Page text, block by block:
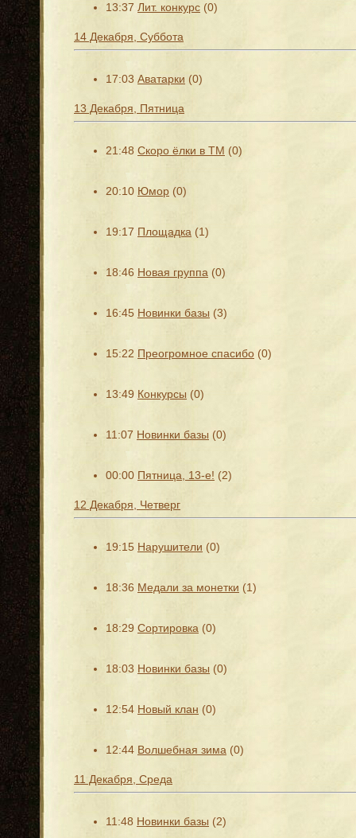
13:37 Лит. конкурс (0)
14 Декабря, Суббота
17:03 Аватарки (0)
13 Декабря, Пятница
21:48 Скоро ёлки в ТМ (0)
20:10 Юмор (0)
19:17 Площадка (1)
18:46 Новая группа (0)
16:45 Новинки базы (3)
15:22 Преогромное спасибо (0)
13:49 Конкурсы (0)
11:07 Новинки базы (0)
00:00 Пятница, 13-е! (2)
12 Декабря, Четверг
19:15 Нарушители (0)
18:36 Медали за монетки (1)
18:29 Сортировка (0)
18:03 Новинки базы (0)
12:54 Новый клан (0)
12:44 Волшебная зима (0)
11 Декабря, Среда
11:48 Новинки базы (2)